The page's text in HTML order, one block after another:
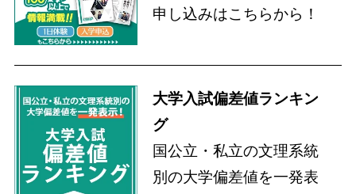
申し込みはこちらから！
大学入試偏差値ランキン
グ
国公立・私立の文理系統
別の大学偏差値を一発表